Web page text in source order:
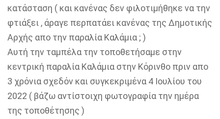
κατάσταση ( και κανένας δεν φιλοτιμήθηκε να την
φτιάξει , άραγε περπατάει κανένας της Δημοτικής
Αρχής απο την παραλία Καλάμια ; )
Αυτή την ταμπέλα την τοποθετήσαμε στην
κεντρική παραλία Καλάμια στην Κόρινθο πριν απο
3 χρόνια σχεδόν και συγκεκριμένα 4 Ιουλίου του
2022 ( βάζω αντίστοιχη φωτογραφία την ημέρα
της τοποθέτησης )